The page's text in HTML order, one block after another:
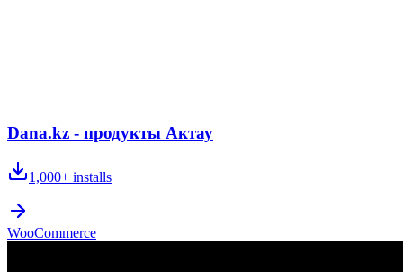
Dana.kz - продукты Актау
1,000+ installs
WooCommerce